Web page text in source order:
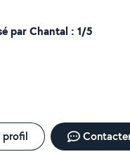
par Chantal : 1/5
profil